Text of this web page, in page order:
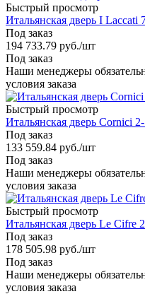
Быстрый просмотр
Итальянская дверь I Laccati
Под заказ
194 733.79 руб./шт
Под заказ
Наши менеджеры
условия заказа
Быстрый просмотр
Итальянская дверь Cornici
Под заказ
133 559.84 руб./шт
Под заказ
Наши менеджеры
условия заказа
Быстрый просмотр
Итальянская дверь Le Cifre
Под заказ
178 505.98 руб./шт
Под заказ
Наши менеджеры
условия заказа